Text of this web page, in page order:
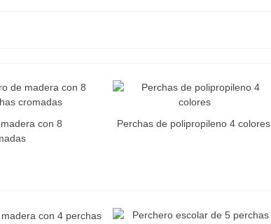
con 8
Perchas de polipropileno 4 colores